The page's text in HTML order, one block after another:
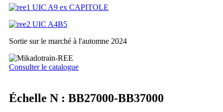
Sortie sur le marché à l'automne 2024
Consulter le catalogue
Échelle N : BB27000-BB37000